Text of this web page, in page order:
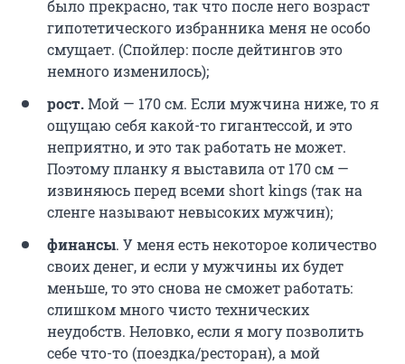
было прекрасно, так что после него возраст
гипотетического избранника меня не особо
смущает. (Спойлер: после дейтингов это
немного изменилось);
рост.Мой — 170 см. Если мужчина ниже, то я
ощущаю себя какой-то гигантессой, и это
неприятно, и это так работать не может.
Поэтомупланку я выставила от 170 см —
извиняюсь перед всеми short kings (так на
сленге называют невысоких мужчин);
финансы. У меня есть некоторое количество
своих денег, и если у мужчины их будет
меньше, то это снова не сможет работать:
слишком много чисто технических
неудобств. Неловко, если я могу позволить
себе что-то (поездка/ресторан), а мой